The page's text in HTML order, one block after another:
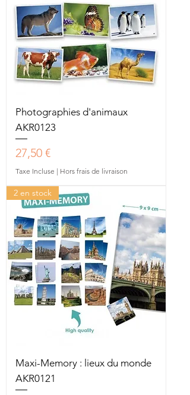
Photographies d'animaux
AKR0123
Prix
27,50 €
Taxe Incluse | Hors frais de livraison
2 en stock
Maxi-Memory : lieux du monde
AKR0121